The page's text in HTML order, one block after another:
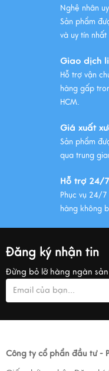
Nghệ nhân
Sản phẩm
và uy tín
Giao dịch
Hỗ trợ vận
hàng gấp
HCM.
Giá xuất
Sản phẩm
qua trung
Hỗ trợ 24/7
Phục vụ 24/
hàng không
Đăng ký nhận tin
Đừng bỏ lỡ hàng ngàn
Công ty cổ phẩn đầu tư -